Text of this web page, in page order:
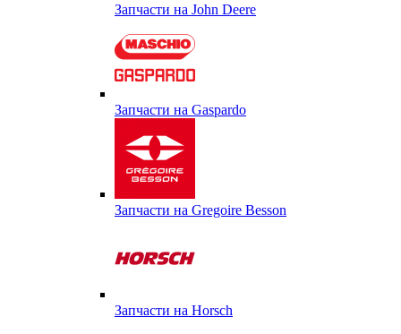
Запчасти на John Deere
Запчасти на Gaspardo
Запчасти на Gregoire Besson
Запчасти на Horsch